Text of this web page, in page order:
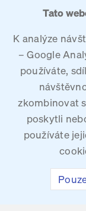
Tato
K analýze
– Google
používáte,
zkombinovat
poskytli
používáte